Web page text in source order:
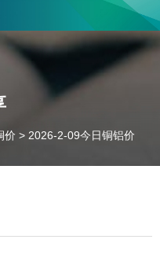
咨询！
联系电话：18037947756
价 > 2026-2-09今日铜铝价